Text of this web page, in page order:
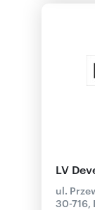
LV
ul.
30-716,